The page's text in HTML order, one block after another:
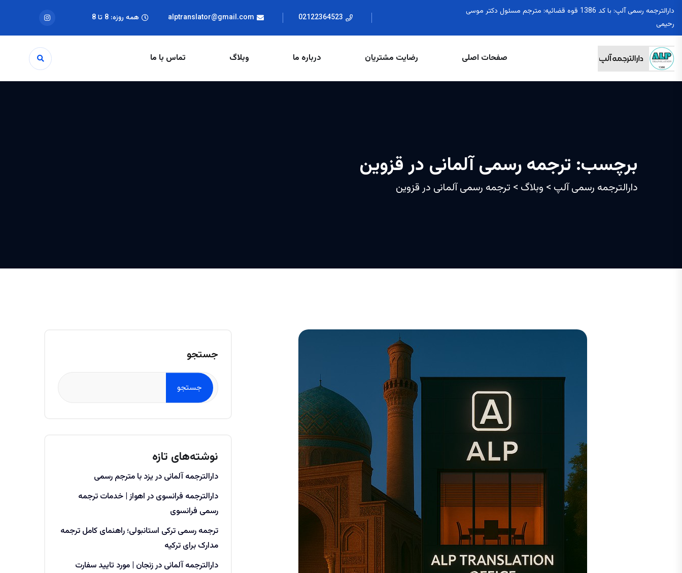
دارالترجمه رسمی آلپ: با کد 1386 قوه قضائیه: مترجم مسئول دکتر موسی
رحیمی
02122364523
alptranslator@gmail.com همه روزه: 8 تا 8
صفحات اصلی رضایت مشتریان درباره ما وبلاگ تماس با ما
برچسب: ترجمه رسمی آلمانی در قزوین
دارالترجمه رسمی آلپ > وبلاگ > ترجمه رسمی آلمانی در قزوین
جستجو
جستجو
نوشته‌های تازه
دارالترجمه آلمانی در یزد با مترجم رسمی
دارالترجمه فرانسوی در اهواز | خدمات ترجمه
رسمی فرانسوی
ترجمه رسمی ترکی استانبولی؛ راهنمای کامل ترجمه
مدارک برای ترکیه
دارالترجمه آلمانی در زنجان | مورد تایید سفارت